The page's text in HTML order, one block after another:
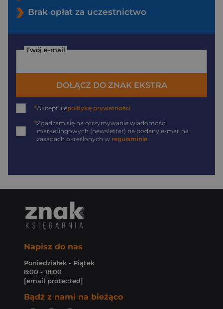
Brak opłat za uczestnictwo
Twój e-mail
DOŁĄCZ DO ZNAK EKSTRA
*Akceptujępolitykę prywatności
*Zgadzam się na otrzymywanie wiadomości
marketingowych (newsletter) na podany e-mail na
zasadach określonych w regulaminie
Napisz do nas
Poniedziałek - Piątek
8:00 - 18:00
[email protected]
Bądź z nami na bieżąco